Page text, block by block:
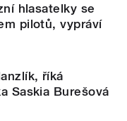
hlasatelky se
pilotů, vypráví
říká
Saskia Burešová